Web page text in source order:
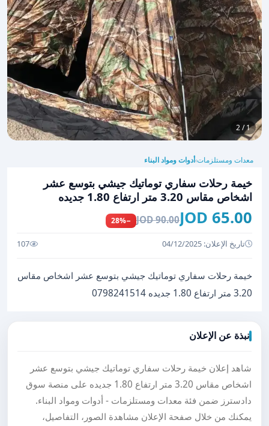
1 / 2
معدات ومستلزمات›أدوات ومواد البناء
خيمة رحلات سفاري توماتيك جيشي بتوسع عشر
اشخاص مقاس 3.20 متر ارتفاع 1.80 جديده
65.00 JOD
90.00 JOD
−28%
تاريخ الإعلان: 04/12/2025 107
خيمة رحلات سفاري توماتيك جيشي بتوسع عشر اشخاص مقاس
3.20 متر ارتفاع 1.80 جديده 0798241514
نبذة عن الإعلان
شاهد إعلان خيمة رحلات سفاري توماتيك جيشي بتوسع عشر
اشخاص مقاس 3.20 متر ارتفاع 1.80 جديده على منصة سوق
دادسترز ضمن فئة معدات ومستلزمات - أدوات ومواد البناء.
يمكنك من خلال صفحة الإعلان مشاهدة الصور، التفاصيل،